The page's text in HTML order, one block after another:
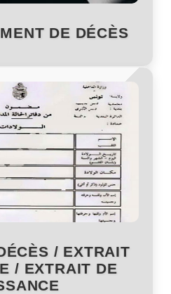
DE DÉCÈS
/ EXTRAIT
/ EXTRAIT DE